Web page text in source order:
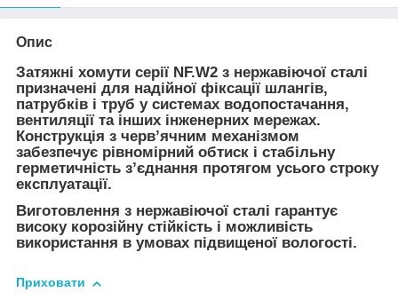
Опис
Затяжні хомути серії NF.W2 з нержавіючої сталі
призначені для надійної фіксації шлангів,
патрубків і труб у системах водопостачання,
вентиляції та інших інженерних мережах.
Конструкція з черв’ячним механізмом
забезпечує рівномірний обтиск і стабільну
герметичність з’єднання протягом усього строку
експлуатації.
Виготовлення з нержавіючої сталі гарантує
високу корозійну стійкість і можливість
використання в умовах підвищеної вологості.
Приховати